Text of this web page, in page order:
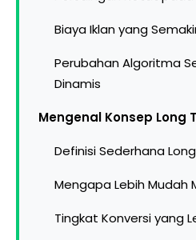
Biaya Iklan yang
Perubahan Algoritma
Dinamis
Mengenal Konsep Long
Definisi Sederhana
Mengapa Lebih Mudah
Tingkat Konversi yang